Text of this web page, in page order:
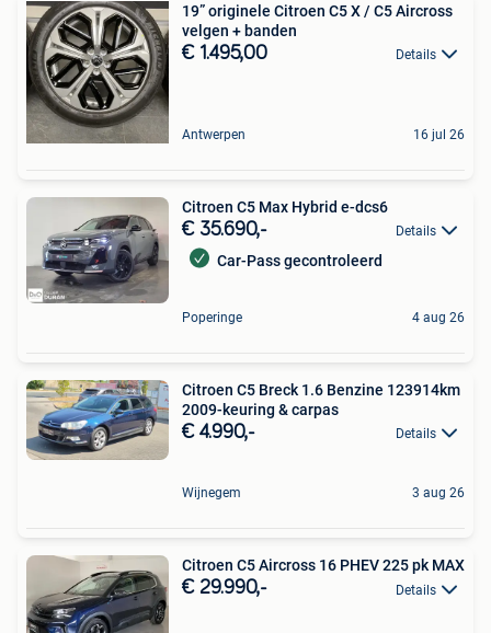
19” originele Citroen C5 X / C5 Aircross
velgen + banden
€ 1.495,00 Details
Antwerpen 16 jul 26
Citroen C5 Max Hybrid e-dcs6
€ 35.690,- Details
Car-Pass gecontroleerd
Poperinge 4 aug 26
Citroen C5 Breck 1.6 Benzine 123914km
2009-keuring & carpas
€ 4.990,- Details
Wijnegem 3 aug 26
Citroen C5 Aircross 16 PHEV 225 pk MAX
€ 29.990,- Details